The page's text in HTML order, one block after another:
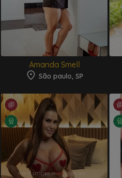
Amanda Smell
São paulo, SP